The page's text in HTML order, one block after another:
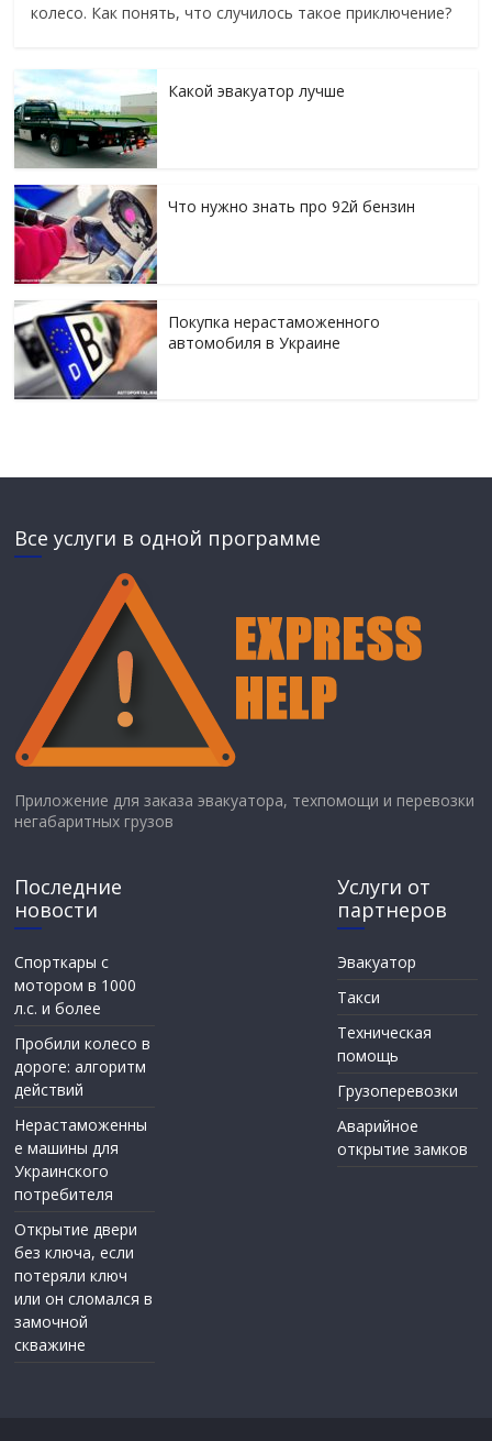
колесо. Как понять, что случилось такое приключение?
Какой эвакуатор лучше
Что нужно знать про 92й бензин
Покупка нерастаможенного
автомобиля в Украине
Все услуги в одной программе
Приложение для заказа эвакуатора, техпомощи и перевозки
негабаритных грузов
Последние
новости
Спорткары с
мотором в 1000
л.с. и более
Пробили колесо в
дороге: алгоритм
действий
Нерастаможенны
е машины для
Украинского
потребителя
Открытие двери
без ключа, если
потеряли ключ
или он сломался в
замочной
скважине
Услуги от
партнеров
Эвакуатор
Такси
Техническая
помощь
Грузоперевозки
Аварийное
открытие замков